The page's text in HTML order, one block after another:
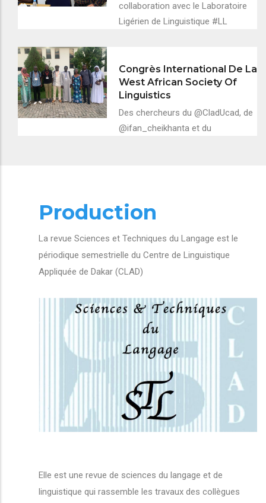
collaboration avec le Laboratoire
Ligérien de Linguistique #LL
Congrès International De La
West African Society Of
Linguistics
Des chercheurs du @CladUcad, de
@ifan_cheikhanta et du
Production
La revue Sciences et Techniques du Langage est le
périodique semestrielle du Centre de Linguistique
Appliquée de Dakar (CLAD)
Elle est une revue de sciences du langage et de
linguistique qui rassemble les travaux des collègues